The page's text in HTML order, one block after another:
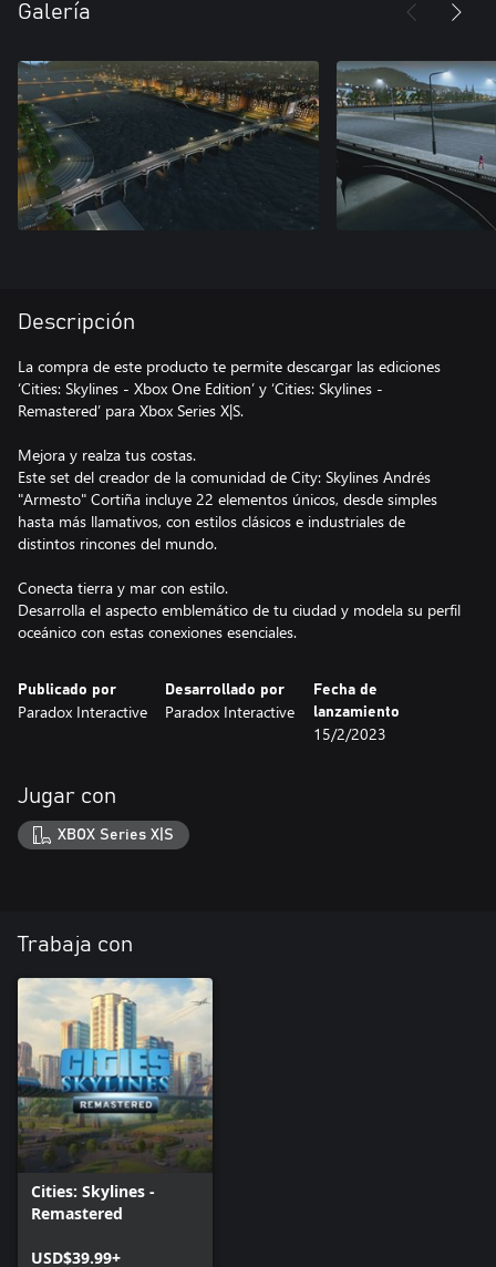
Galería
Descripción
La compra de este producto te permite descargar las ediciones
‘Cities: Skylines - Xbox One Edition’ y ‘Cities: Skylines -
Remastered’ para Xbox Series X|S.
Mejora y realza tus costas.
Este set del creador de la comunidad de City: Skylines Andrés
"Armesto" Cortiña incluye 22 elementos únicos, desde simples
hasta más llamativos, con estilos clásicos e industriales de
distintos rincones del mundo.
Conecta tierra y mar con estilo.
Desarrolla el aspecto emblemático de tu ciudad y modela su perfil
oceánico con estas conexiones esenciales.
Publicado por
Paradox Interactive
Desarrollado por
Paradox Interactive
Fecha de
lanzamiento
15/2/2023
Jugar con
XBOX Series X|S
Trabaja con
Cities: Skylines -
Remastered
USD$39.99+